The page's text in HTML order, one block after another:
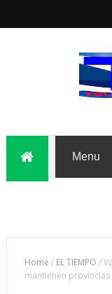
Home / EL TIEMPO /
mantienen provincias